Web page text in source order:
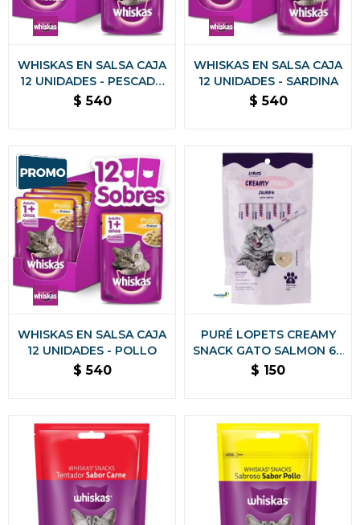
WHISKAS EN SALSA CAJA
12 UNIDADES - PESCADO
SOUFFLE
$ 540
WHISKAS EN SALSA CAJA
12 UNIDADES - SARDINA
$ 540
WHISKAS EN SALSA CAJA
12 UNIDADES - POLLO
$ 540
PURÉ LOPETS CREAMY
SNACK GATO SALMON 60
GRS
$ 150